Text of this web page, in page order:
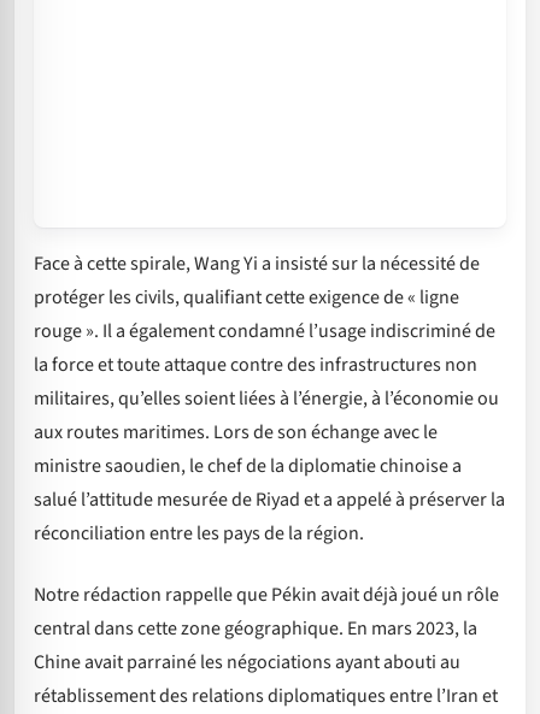
Face à cette spirale, Wang Yi a insisté sur la nécessité de
protéger les civils, qualifiant cette exigence de « ligne
rouge ». Il a également condamné l’usage indiscriminé de
la force et toute attaque contre des infrastructures non
militaires, qu’elles soient liées à l’énergie, à l’économie ou
aux routes maritimes. Lors de son échange avec le
ministre saoudien, le chef de la diplomatie chinoise a
salué l’attitude mesurée de Riyad et a appelé à préserver la
réconciliation entre les pays de la région.
Notre rédaction rappelle que Pékin avait déjà joué un rôle
central dans cette zone géographique. En mars 2023, la
Chine avait parrainé les négociations ayant abouti au
rétablissement des relations diplomatiques entre l’Iran et